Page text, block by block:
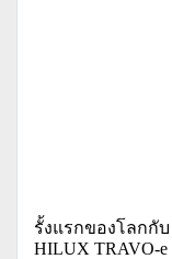
รั้งแรกของโลกกับ
HILUX TRAVO-e